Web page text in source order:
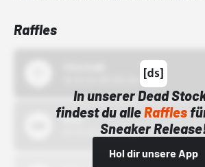
Raffles
In unserer Dead
findest du alleRaffles
Sneaker
Hol dir unsere App
Bstn
01.10.22 00:00 Uhr